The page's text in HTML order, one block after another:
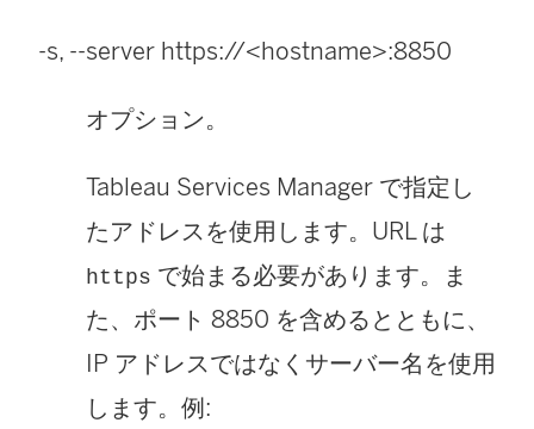
-s, --server https://<hostname>:8850
オプション。
Tableau Services Manager で指定し
たアドレスを使用します。URL は
https で始まる必要があります。ま
た、ポート 8850 を含めるとともに、
IP アドレスではなくサーバー名を使用
します。例: